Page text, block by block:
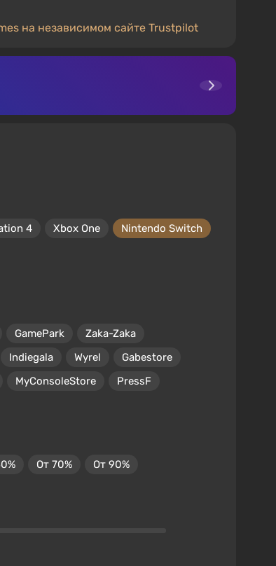
на независимом сайте Trustpilot
4 Xbox One
Nintendo Switch
GamePark
Zaka-Zaka
Indiegala Wyrel
Gabestore
MyConsoleStore
PressF
От 70% От 90%